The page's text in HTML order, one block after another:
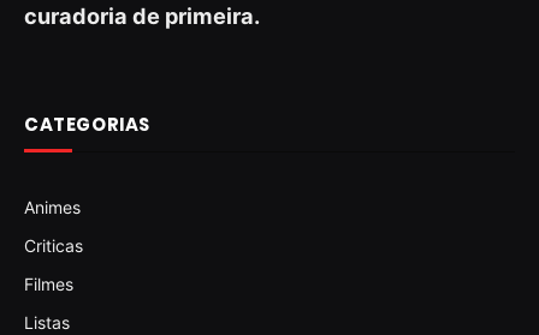
curadoria de primeira.
CATEGORIAS
Animes
Criticas
Filmes
Listas